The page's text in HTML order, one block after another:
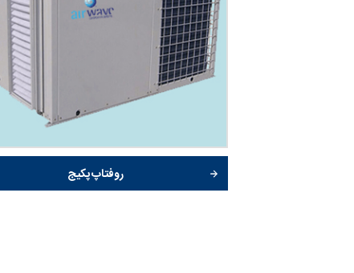
روفتاپ پکیج